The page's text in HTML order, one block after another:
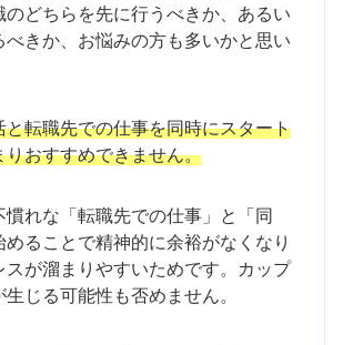
のどちらを先に行うべきか、あるい
べきか、お悩みの方も多いかと思い
と転職先での仕事を同時にスタート
りおすすめできません。
慣れな「転職先での仕事」と「同
ることで精神的に余裕がなくなり
スが溜まりやすいためです。カップ
じる可能性も否めません。